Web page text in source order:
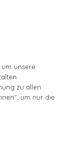
unsere
zu allen
um nur die